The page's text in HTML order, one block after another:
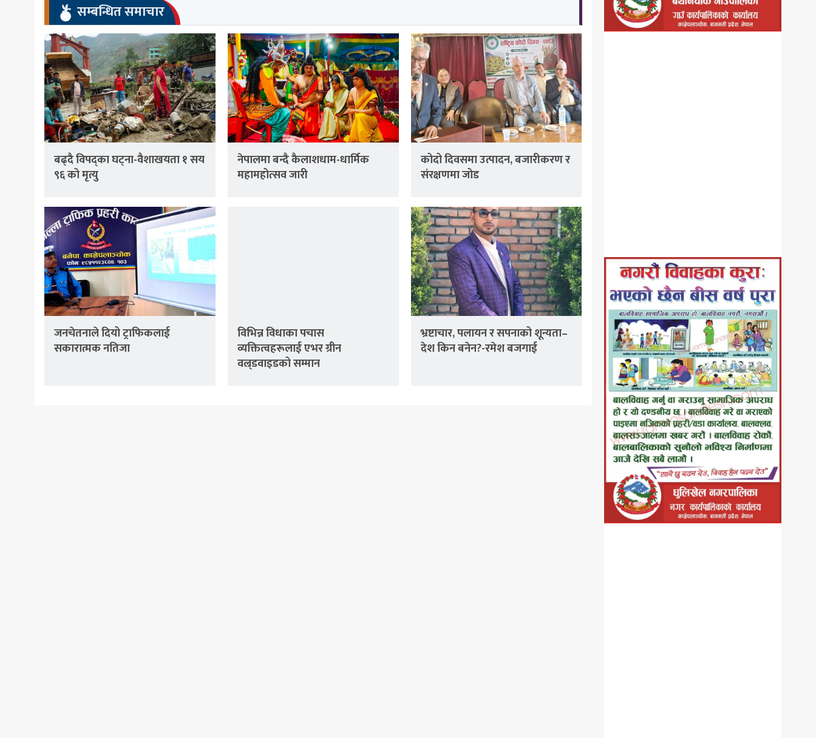
सम्बन्धित समाचार
बढ्दै विपद्का घट्ना-वैशाखयता १ सय
९६ को मृत्यु
नेपालमा बन्दै कैलाशधाम-धार्मिक
महामहोत्सव जारी
कोदो दिवसमा उत्पादन, बजारीकरण र
संरक्षणमा जोड
जनचेतनाले दियो ट्राफिकलाई
सकारात्मक नतिजा
विभिन्न विधाका पचास
व्यक्तित्वहरूलाई एभर ग्रीन
वल्र्डवाइडको सम्मान
भ्रष्टाचार, पलायन र सपनाको शून्यता–
देश किन बनेन?-रमेश बजगाई